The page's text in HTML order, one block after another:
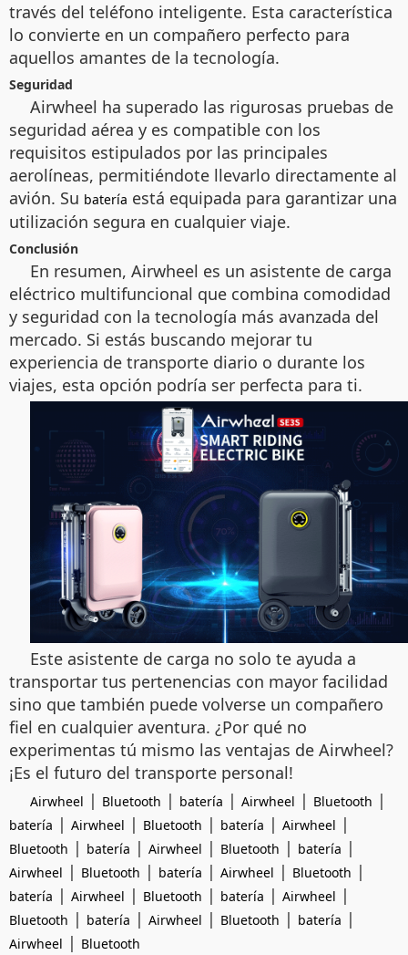
través del teléfono inteligente. Esta característica
lo convierte en un compañero perfecto para
aquellos amantes de la tecnología.
Seguridad
Airwheel ha superado las rigurosas pruebas de
seguridad aérea y es compatible con los
requisitos estipulados por las principales
aerolíneas, permitiéndote llevarlo directamente al
avión. Su batería está equipada para garantizar una
utilización segura en cualquier viaje.
Conclusión
En resumen, Airwheel es un asistente de carga
eléctrico multifuncional que combina comodidad
y seguridad con la tecnología más avanzada del
mercado. Si estás buscando mejorar tu
experiencia de transporte diario o durante los
viajes, esta opción podría ser perfecta para ti.
Este asistente de carga no solo te ayuda a
transportar tus pertenencias con mayor facilidad
sino que también puede volverse un compañero
fiel en cualquier aventura. ¿Por qué no
experimentas tú mismo las ventajas de Airwheel?
¡Es el futuro del transporte personal!
Airwheel | Bluetooth | batería | Airwheel | Bluetooth |
batería | Airwheel | Bluetooth | batería | Airwheel |
Bluetooth | batería | Airwheel | Bluetooth | batería |
Airwheel | Bluetooth | batería | Airwheel | Bluetooth |
batería | Airwheel | Bluetooth | batería | Airwheel |
Bluetooth | batería | Airwheel | Bluetooth | batería |
Airwheel | Bluetooth